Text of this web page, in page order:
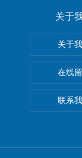
关于
关于
在线
联系